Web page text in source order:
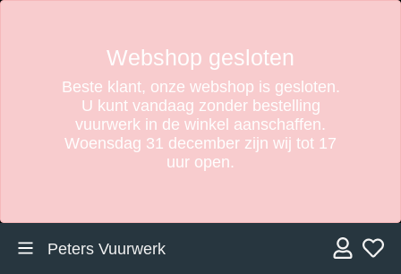
Webshop gesloten
Beste klant, onze webshop is gesloten.
U kunt vandaag zonder bestelling
vuurwerk in de winkel aanschaffen.
Woensdag 31 december zijn wij tot 17
uur open.
Peters Vuurwerk